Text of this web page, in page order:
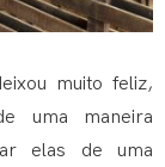
muito feliz,
uma maneira
elas de uma